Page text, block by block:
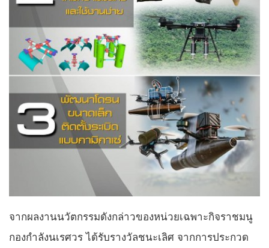
จากผลงานนวัตกรรมดังกล่าวของหน่วยเฉพาะกิจราชมนู
กองกำลังนเรศวร ได้รับรางวัลชนะเลิศ จากการประกวด